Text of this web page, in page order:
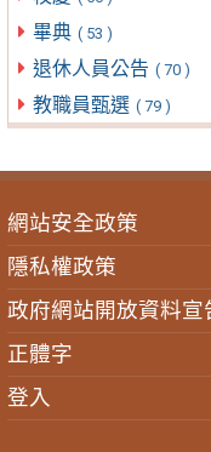
畢典 ( 53 )
退休人員公告 ( 70 )
教職員甄選 ( 79 )
網站安全政策
隱私權政策
政府網站開放資料宣
正體字
登入